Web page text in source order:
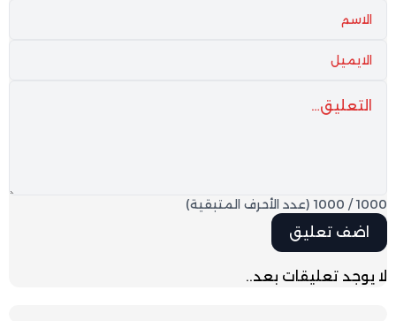
1000
/
1000 (عدد الأحرف المتبقية)
لا يوجد تعليقات بعد..